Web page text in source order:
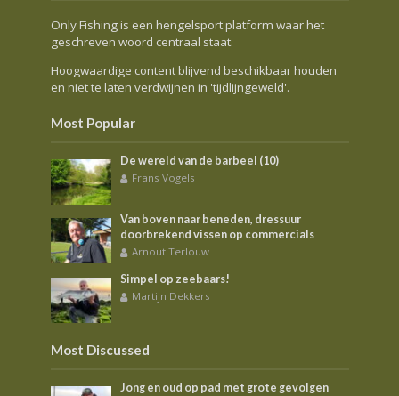
Only Fishing is een hengelsport platform waar het
geschreven woord centraal staat.
Hoogwaardige content blijvend beschikbaar houden
en niet te laten verdwijnen in 'tijdlijngeweld'.
Most Popular
De wereld van de barbeel (10)
Frans Vogels
Van boven naar beneden, dressuur
doorbrekend vissen op commercials
Arnout Terlouw
Simpel op zeebaars!
Martijn Dekkers
Most Discussed
Jong en oud op pad met grote gevolgen